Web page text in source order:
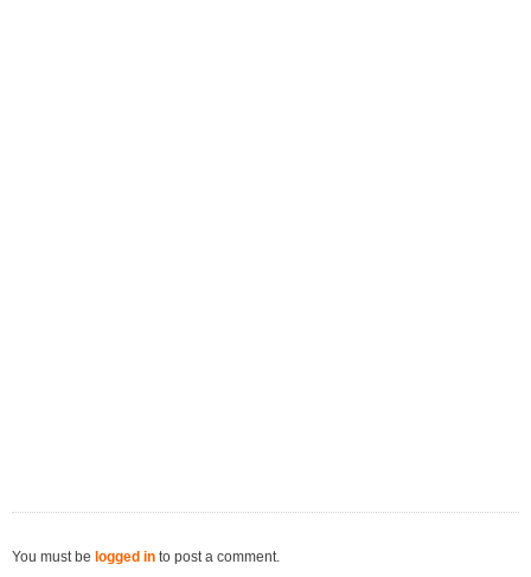
You must be logged in to post a comment.